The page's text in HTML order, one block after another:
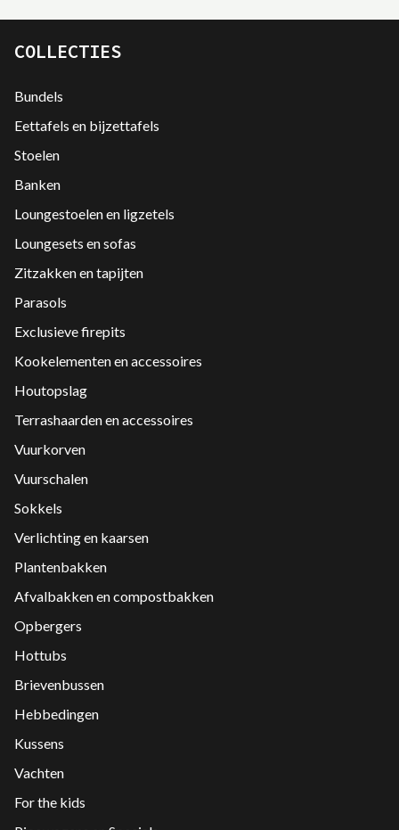
COLLECTIES
Bundels
Eettafels en bijzettafels
Stoelen
Banken
Loungestoelen en ligzetels
Loungesets en sofas
Zitzakken en tapijten
Parasols
Exclusieve firepits
Kookelementen en accessoires
Houtopslag
Terrashaarden en accessoires
Vuurkorven
Vuurschalen
Sokkels
Verlichting en kaarsen
Plantenbakken
Afvalbakken en compostbakken
Opbergers
Hottubs
Brievenbussen
Hebbedingen
Kussens
Vachten
For the kids